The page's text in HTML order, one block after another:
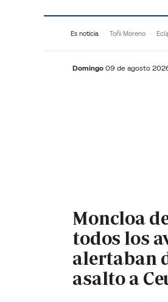
Es noticia Toñi Moreno
Domingo 09 de agosto
Moncloa
todos los
alertaban
asalto a